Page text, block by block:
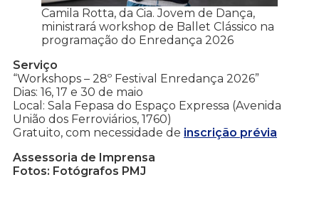
Camila Rotta, da Cia. Jovem de Dança,
ministrará workshop de Ballet Clássico na
programação do Enredança 2026
Serviço
“Workshops – 28º Festival Enredança 2026”
Dias: 16, 17 e 30 de maio
Local: Sala Fepasa do Espaço Expressa (Avenida
União dos Ferroviários, 1760)
Gratuito, com necessidade de inscrição prévia
Assessoria de Imprensa
Fotos: Fotógrafos PMJ